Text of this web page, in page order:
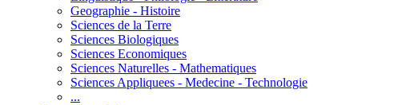
Geographie - Histoire
Sciences de la Terre
Sciences Biologiques
Sciences Economiques
Sciences Naturelles - Mathematiques
Sciences Appliquees - Medecine - Technologie
...